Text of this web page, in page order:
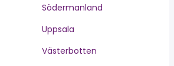
Södermanland
Uppsala
Västerbotten